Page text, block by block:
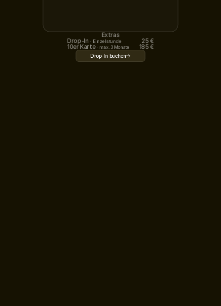
Extras
Drop-In · Einzelstunde
25 €
10er Karte · max. 3 Monate 185 €
Drop-In buchen